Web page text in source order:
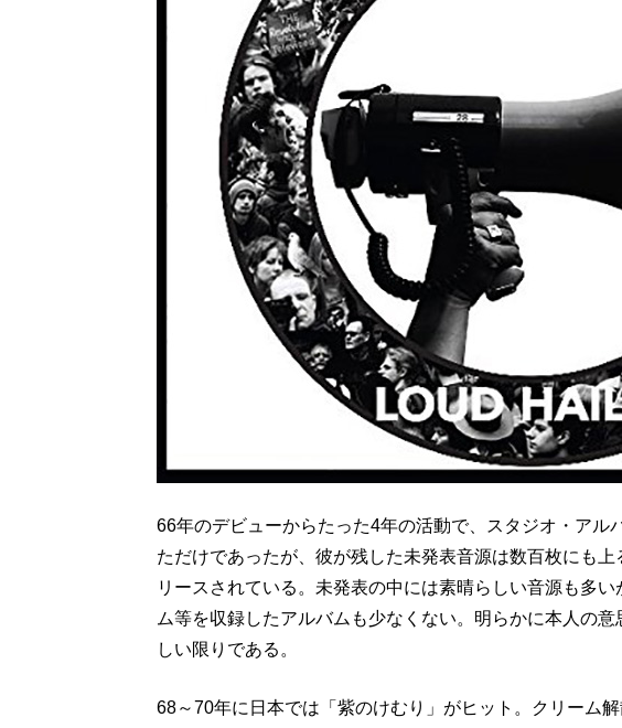
66年のデビューからたった4年の活動で、スタジオ・アル
ただけであったが、彼が残した未発表音源は数百枚にも
リースされている。未発表の中には素晴らしい音源も多
ム等を収録したアルバムも少なくない。明らかに本人の
しい限りである。
68～70年に日本では「紫のけむり」がヒット。クリーム